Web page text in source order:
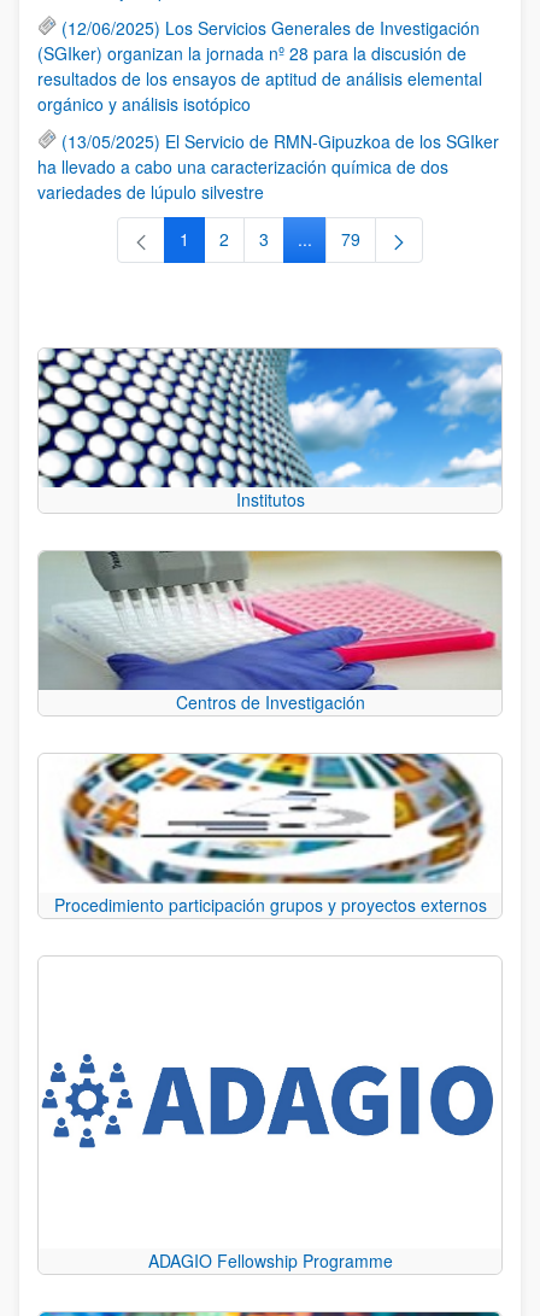
(12/06/2025) Los Servicios Generales de Investigación
(SGIker) organizan la jornada nº 28 para la discusión de
resultados de los ensayos de aptitud de análisis elemental
orgánico y análisis isotópico
(13/05/2025) El Servicio de RMN-Gipuzkoa de los SGIker
ha llevado a cabo una caracterización química de dos
variedades de lúpulo silvestre
Página
1 Página
2 Página
3 ...Páginas intermedias Use TAB
Página
79
Institutos
Centros de Investigación
Procedimiento participación grupos y proyectos externos
ADAGIO Fellowship Programme